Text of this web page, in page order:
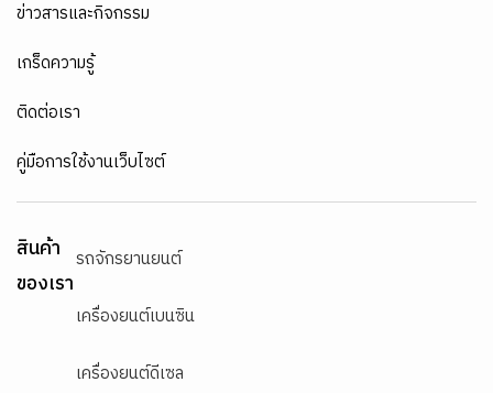
ข่าวสารและกิจกรรม
เกร็ดความรู้
ติดต่อเรา
คู่มือการใช้งานเว็บไซต์
สินค้า
ของเรา
รถจักรยานยนต์
เครื่องยนต์เบนซิน
เครื่องยนต์ดีเซล